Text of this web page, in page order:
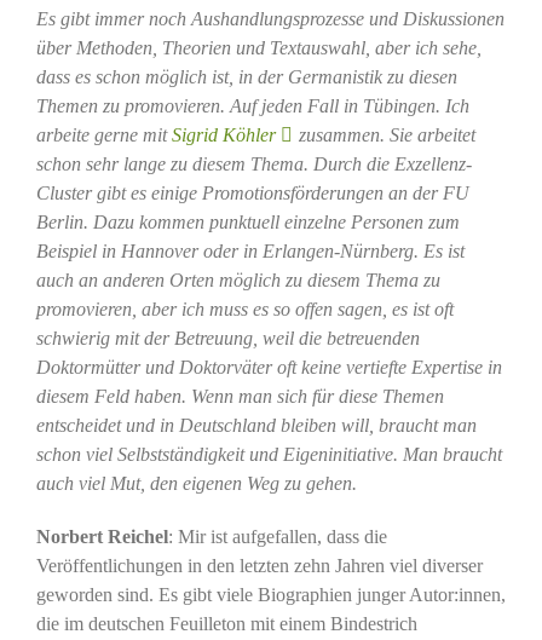
Es gibt immer noch Aushandlungsprozesse und Diskussionen
über Methoden, Theorien und Textauswahl, aber ich sehe,
dass es schon möglich ist, in der Germanistik zu diesen
Themen zu promovieren. Auf jeden Fall in Tübingen. Ich
arbeite gerne mitSigrid Köhler
zusammen. Sie arbeitet
schon sehr lange zu diesem Thema. Durch die Exzellenz-
Cluster gibt es einige Promotionsförderungen an der FU
Berlin. Dazu kommen punktuell einzelne Personen zum
Beispiel in Hannover oder in Erlangen-Nürnberg. Es ist
auch an anderen Orten möglich zu diesem Thema zu
promovieren, aber ich muss es so offen sagen, es ist oft
schwierig mit der Betreuung, weil die betreuenden
Doktormütter und Doktorväter oft keine vertiefte Expertise in
diesem Feld haben. Wenn man sich für diese Themen
entscheidet und in Deutschland bleiben will, braucht man
schon viel Selbstständigkeit und Eigeninitiative. Man braucht
auch viel Mut, den eigenen Weg zu gehen.
Norbert Reichel: Mir ist aufgefallen, dass die
Veröffentlichungen in den letzten zehn Jahren viel diverser
geworden sind. Es gibt viele Biographien junger Autor:innen,
die im deutschen Feuilleton mit einem Bindestrich